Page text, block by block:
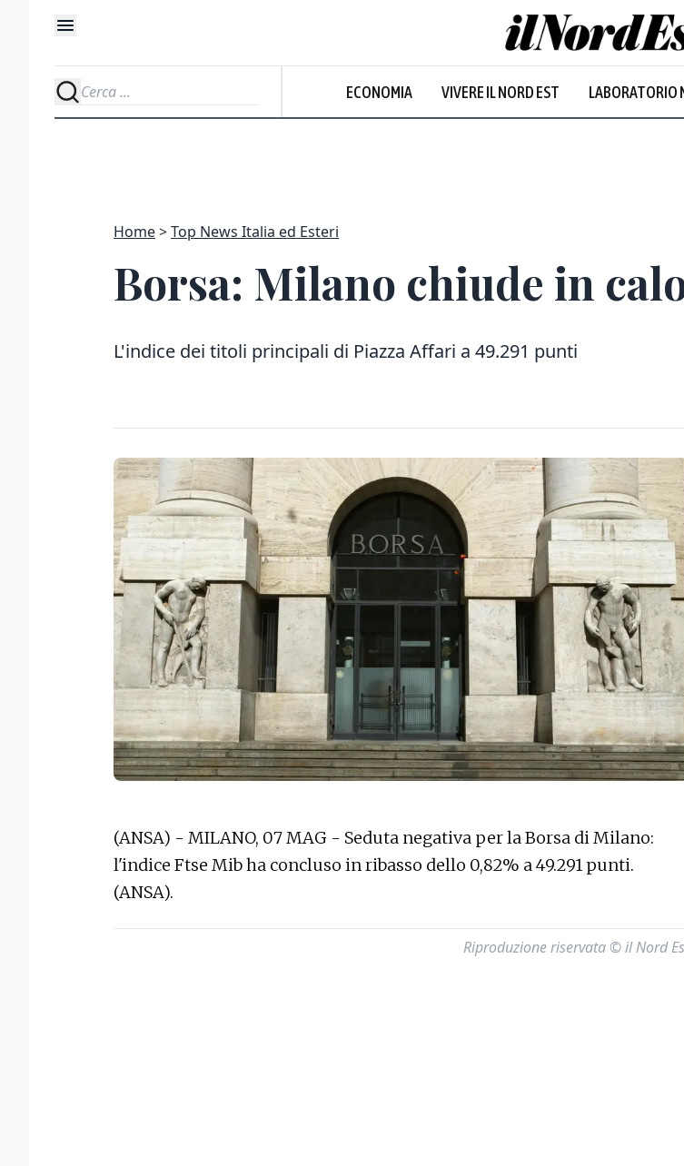
ECONOMIA VIVERE IL NORD EST LABORATORIO
Home Top News Italia ed Esteri
Borsa: Milano chiude in
L'indice dei titoli principali di Piazza Affari a 49.291 punti
(ANSA) - MILANO, 07 MAG - Seduta negativa per la Borsa di Milano:
l'indice Ftse Mib ha concluso in ribasso dello 0,82% a 49.291 punti.
(ANSA).
Riproduzione riservata © il Nord